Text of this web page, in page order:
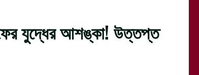
ফের যুদ্ধের আশঙ্কা! উত্তপ্ত